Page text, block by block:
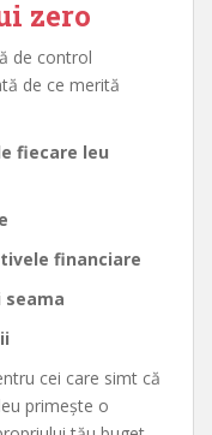
zero
de control
de ce merită
fiecare leu
financiare
seama
cei care simt că
primește o